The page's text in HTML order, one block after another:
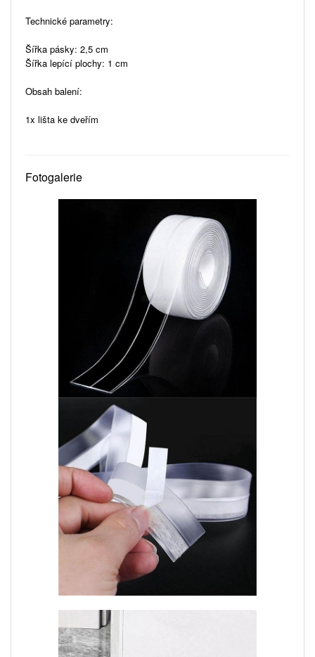
Technické parametry:
Šířka pásky: 2,5 cm
Šířka lepící plochy: 1 cm
Obsah balení:
1x lišta ke dveřím
Fotogalerie